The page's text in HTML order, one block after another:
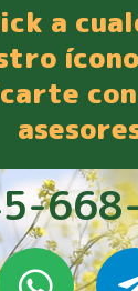
a